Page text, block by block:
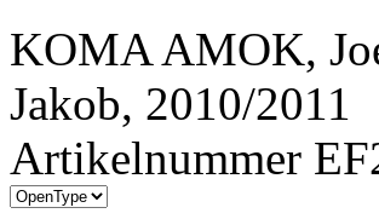
KOMA AMOK,
Jakob, 2010/2011
Artikelnummer